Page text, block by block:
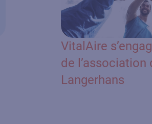
VitalAire
de l’association
Langerhans